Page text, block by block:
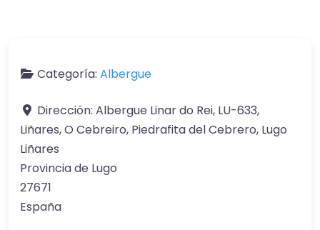
Categoría: Albergue
Dirección: Albergue Linar do Rei, LU-633,
Liñares, O Cebreiro, Piedrafita del Cebrero, Lugo
Liñares
Provincia de Lugo
27671
España